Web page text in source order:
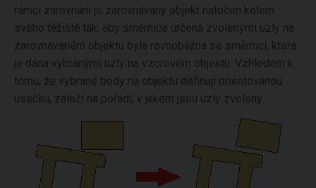
rámci zarovnání je zarovnávaný objekt natočen kolem
svého těžiště tak, aby směrnice určená zvolenými uzly na
zarovnávaném objektu byla rovnoběžná se směrnicí, která
je dána vybranými uzly na vzorovém objektu. Vzhledem k
tomu, že vybrané body na objektu definují orientovanou
úsečku, záleží na pořadí, v jakém jsou uzly zvoleny.